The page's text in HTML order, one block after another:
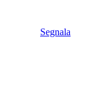
Segnala